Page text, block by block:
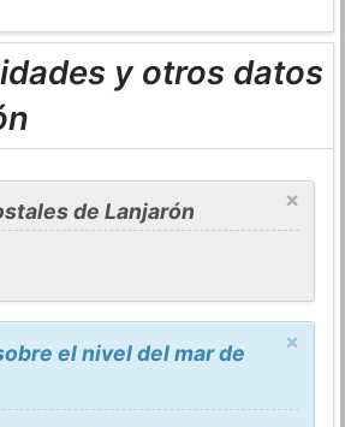
y otros datos
×
de Lanjarón
×
el nivel del mar de